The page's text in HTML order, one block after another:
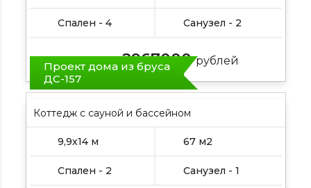
Спален - 4 Санузел - 2
Цена от: 2967000рублей
Проект дома из бруса
ДС-157
Коттедж с сауной и бассейном
9,9х14 м 67 м2
Спален - 2 Санузел - 1